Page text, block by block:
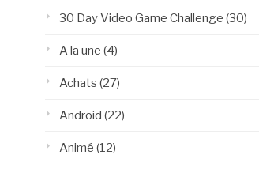
30 Day Video Game Challenge (30)
A la une (4)
Achats (27)
Android (22)
Animé (12)